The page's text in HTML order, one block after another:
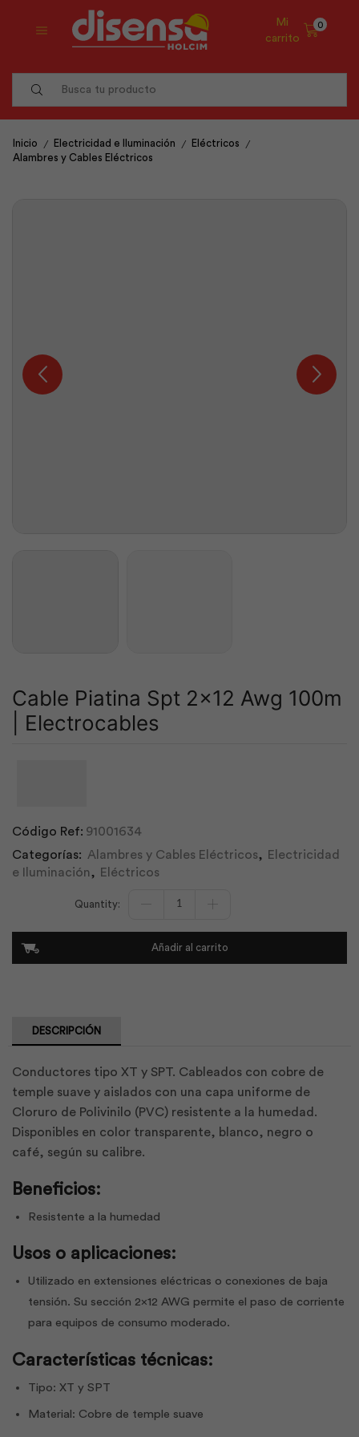
Mi
carrito
0
Inicio / Electricidad e Iluminación / Eléctricos /
Alambres y Cables Eléctricos
Cable Piatina Spt 2×12 Awg 100m
| Electrocables
Código Ref: 91001634
Categorías: Alambres y Cables Eléctricos,
Electricidad
e Iluminación, Eléctricos
100m
Añadir al carrito
DESCRIPCIÓN
Conductores tipo XT y SPT. Cableados con cobre de
temple suave y aislados con una capa uniforme de
Cloruro de Polivinilo (PVC) resistente a la humedad.
Disponibles en color transparente, blanco, negro o
café, según su calibre.
Beneficios:
Resistente a la humedad
Usos o aplicaciones:
Utilizado en extensiones eléctricas o conexiones de baja
tensión. Su sección 2×12 AWG permite el paso de corriente
para equipos de consumo moderado.
Características técnicas:
Tipo: XT y SPT
Material: Cobre de temple suave